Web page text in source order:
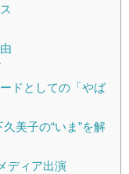
ドとしての「やば
美子の“いま”を解
ディア出演